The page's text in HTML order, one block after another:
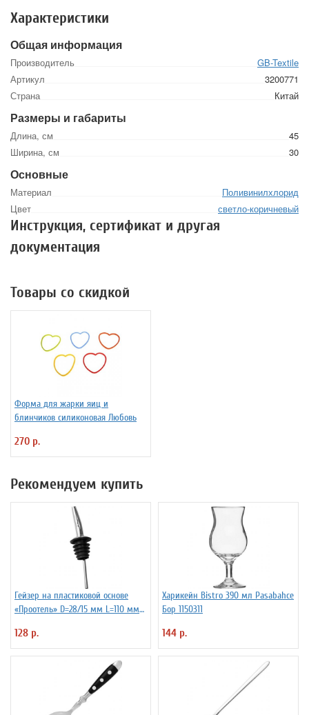
Характеристики
Общая информация
Производитель
GB-Textile
Артикул
3200771
Страна
Китай
Размеры и габариты
Длина, см
45
Ширина, см
30
Основные
Материал
Поливинилхлорид
Цвет
светло-коричневый
Инструкция, сертификат и другая
документация
Товары со скидкой
Форма для жарки яиц и
блинчиков силиконовая Любовь
270 р.
Рекомендуем купить
Гейзер на пластиковой основе
«Проотель» D=28/15 мм L=110 мм
128 р.
Харикейн Bistro 390 мл Pasabahce
Бор 1150311
144 р.